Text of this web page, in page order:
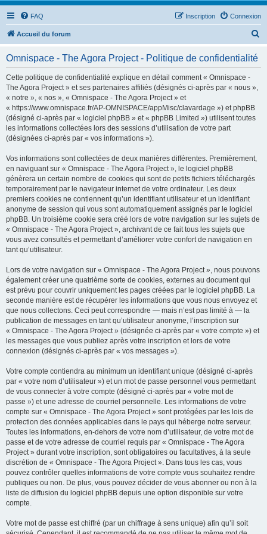
FAQ Connexion
Inscription
Accueil du forum
Omnispace - The Agora Project - Politique de confidentialité
Cette politique de confidentialité explique en détail comment « Omnispace -
The Agora Project » et ses partenaires affiliés (désignés ci-après par « nous »,
« notre », « nos », « Omnispace - The Agora Project » et
« https://www.omnispace.fr/AP-OMNISPACE/appMisc/clavardage ») et phpBB
(désigné ci-après par « logiciel phpBB » et « phpBB Limited ») utilisent toutes
les informations collectées lors des sessions d’utilisation de votre part
(désignées ci-après par « vos informations »).
Vos informations sont collectées de deux manières différentes. Premièrement,
en naviguant sur « Omnispace - The Agora Project », le logiciel phpBB
génèrera un certain nombre de cookies qui sont de petits fichiers téléchargés
temporairement par le navigateur internet de votre ordinateur. Les deux
premiers cookies ne contiennent qu’un identifiant utilisateur et un identifiant
anonyme de session qui vous sont automatiquement assignés par le logiciel
phpBB. Un troisième cookie sera créé lors de votre navigation sur les sujets de
« Omnispace - The Agora Project », archivant de ce fait tous les sujets que
vous avez consultés et permettant d’améliorer votre confort de navigation en
tant qu’utilisateur.
Lors de votre navigation sur « Omnispace - The Agora Project », nous pouvons
également créer une quatrième sorte de cookies, externes au document qui
est prévu pour couvrir uniquement les pages créées par le logiciel phpBB. La
seconde manière est de récupérer les informations que vous nous envoyez et
que nous collectons. Ceci peut correspondre — mais n’est pas limité à — la
publication de messages en tant qu’utilisateur anonyme, l’inscription sur
« Omnispace - The Agora Project » (désignée ci-après par « votre compte ») et
les messages que vous publiez après votre inscription et lors de votre
connexion (désignés ci-après par « vos messages »).
Votre compte contiendra au minimum un identifiant unique (désigné ci-après
par « votre nom d’utilisateur ») et un mot de passe personnel vous permettant
de vous connecter à votre compte (désigné ci-après par « votre mot de
passe ») et une adresse de courriel personnelle. Les informations de votre
compte sur « Omnispace - The Agora Project » sont protégées par les lois de
protection des données applicables dans le pays qui héberge notre serveur.
Toutes les informations, en-dehors de votre nom d’utilisateur, de votre mot de
passe et de votre adresse de courriel requis par « Omnispace - The Agora
Project » durant votre inscription, sont obligatoires ou facultatives, à la seule
discrétion de « Omnispace - The Agora Project ». Dans tous les cas, vous
pouvez contrôler quelles informations de votre compte vous souhaitez rendre
publiques ou non. De plus, vous pouvez décider de vous abonner ou non à la
liste de diffusion du logiciel phpBB depuis une option disponible sur votre
compte.
Votre mot de passe est chiffré (par un chiffrage à sens unique) afin qu’il soit